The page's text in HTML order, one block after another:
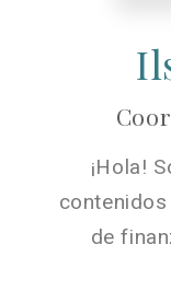
¡Hola!
de